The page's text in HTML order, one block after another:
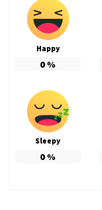
Happy
0 %
Sleepy
0 %